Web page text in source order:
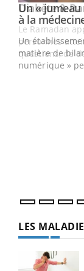
Youtube
Un «
à la
Un
matière de
numérique »
LES